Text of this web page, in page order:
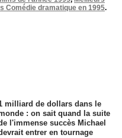
Comédie dramatique en 1995.
milliard de dollars dans le
: on sait quand la suite
l'immense succès Michael
entrer en tournage